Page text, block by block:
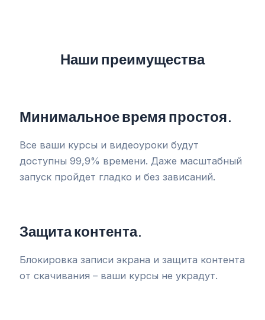
Наши преимущества
Минимальное время простоя.
Все ваши курсы и видеоуроки будут
доступны 99,9% времени. Даже масштабный
запуск пройдет гладко и без зависаний.
Защита контента.
Блокировка записи экрана и защита контента
от скачивания – ваши курсы не украдут.